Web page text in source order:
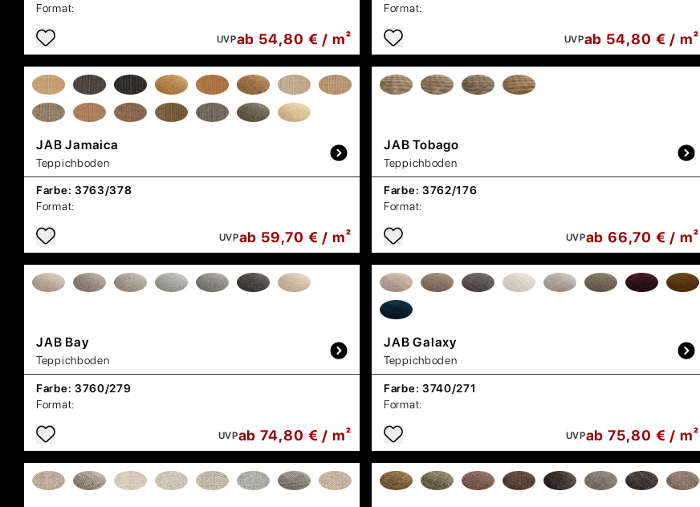
Format:
UVPab 54,80 € / m²
Format:
UVPab 54,80 € / m²
JABJamaica
Teppichboden
Farbe: 3763/378
Format:
UVPab 59,70 € / m²
JABTobago
Teppichboden
Farbe: 3762/176
Format:
UVPab 66,70 € / m²
JAB Bay
Teppichboden
Farbe: 3760/279
Format:
UVPab 74,80 € / m²
JABGalaxy
Teppichboden
Farbe: 3740/271
Format:
UVPab 75,80 € / m²